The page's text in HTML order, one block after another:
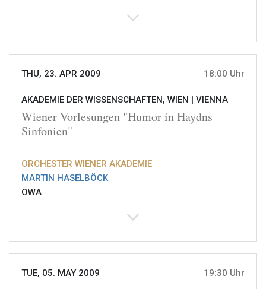
THU, 23. APR 2009 18:00 Uhr
AKADEMIE DER WISSENSCHAFTEN, WIEN | VIENNA
Wiener Vorlesungen "Humor in Haydns
Sinfonien"
ORCHESTER WIENER AKADEMIE
MARTIN HASELBÖCK
OWA
TUE, 05. MAY 2009 19:30 Uhr